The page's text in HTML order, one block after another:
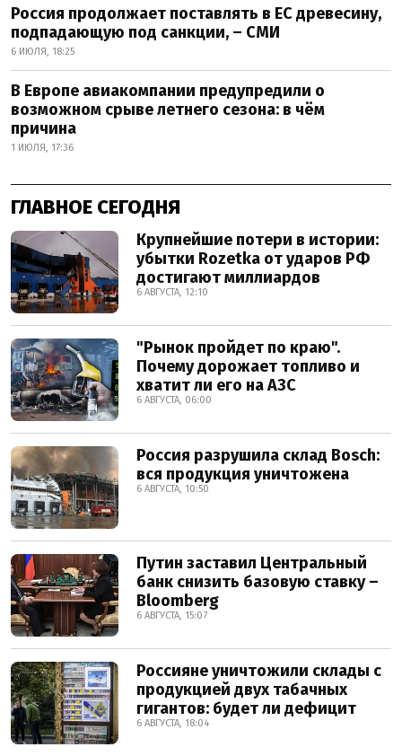
Россия продолжает поставлять в ЕС древесину,
подпадающую под санкции, – СМИ
6 ИЮЛЯ, 18:25
В Европе авиакомпании предупредили о
возможном срыве летнего сезона: в чём
причина
1 ИЮЛЯ, 17:36
ГЛАВНОЕ СЕГОДНЯ
Крупнейшие потери в истории:
убытки Rozetka от ударов РФ
достигают миллиардов
6 АВГУСТА, 12:10
"Рынок пройдет по краю".
Почему дорожает топливо и
хватит ли его на АЗС
6 АВГУСТА, 06:00
Россия разрушила склад Bosch:
вся продукция уничтожена
6 АВГУСТА, 10:50
Путин заставил Центральный
банк снизить базовую ставку –
Bloomberg
6 АВГУСТА, 15:07
Россияне уничтожили склады с
продукцией двух табачных
гигантов: будет ли дефицит
6 АВГУСТА, 18:04